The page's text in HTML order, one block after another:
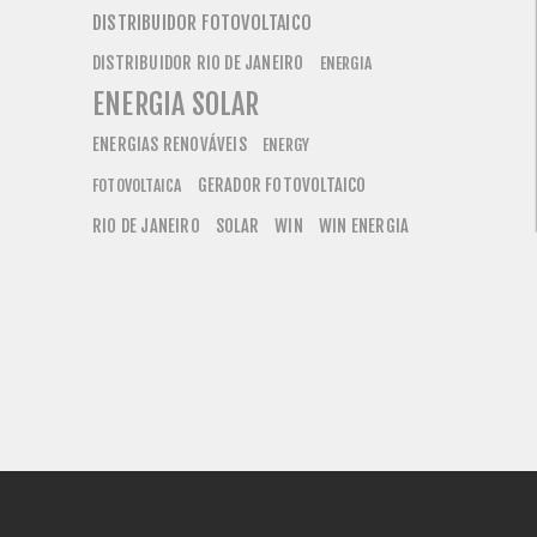
DISTRIBUIDOR FOTOVOLTAICO
DISTRIBUIDOR RIO DE JANEIRO ENERGIA
ENERGIA SOLAR
ENERGIAS RENOVÁVEIS
ENERGY
FOTOVOLTAICA
GERADOR FOTOVOLTAICO
RIO DE JANEIRO
SOLAR WIN WIN ENERGIA